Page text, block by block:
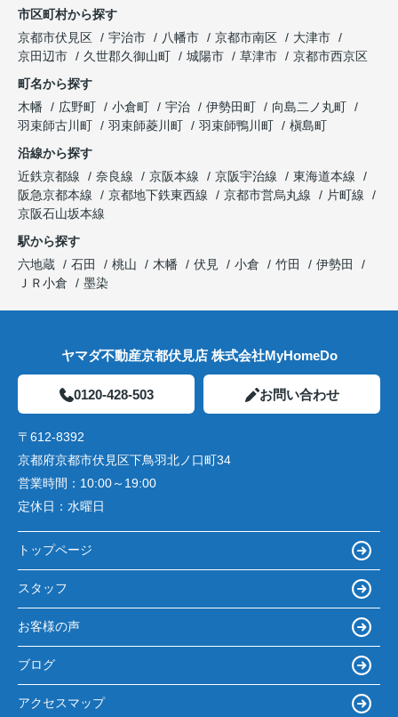
市区町村から探す
京都市伏見区
宇治市 八幡市 京都市南区
大津市
京田辺市
久世郡久御山町 城陽市 草津市
京都市西京区
町名から探す
木幡
広野町 小倉町 宇治 伊勢田町
向島二ノ丸町
羽束師古川町
羽束師菱川町 羽束師鴨川町
槇島町
沿線から探す
近鉄京都線
奈良線 京阪本線 京阪宇治線
東海道本線
阪急京都本線
京都地下鉄東西線 京都市営烏丸線
片町線
京阪石山坂本線
駅から探す
六地蔵
石田 桃山 木幡 伏見 小倉 竹田
伊勢田
ＪＲ小倉
墨染
ヤマダ不動産京都伏見店 株式会社MyHomeDo
0120-428-503 お問い合わせ
〒612-8392
京都府京都市伏見区下鳥羽北ノ口町34
営業時間： 10:00～19:00
定休日： 水曜日
トップページ
スタッフ
お客様の声
ブログ
アクセスマップ